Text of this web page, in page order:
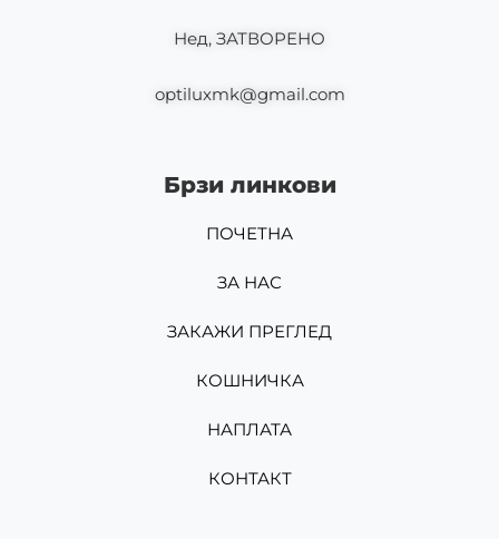
Нед, ЗАТВОРЕНО
optiluxmk@gmail.com
Брзи линкови
ПОЧЕТНА
ЗА НАС
ЗАКАЖИ ПРЕГЛЕД
КОШНИЧКА
НАПЛАТА
КОНТАКТ